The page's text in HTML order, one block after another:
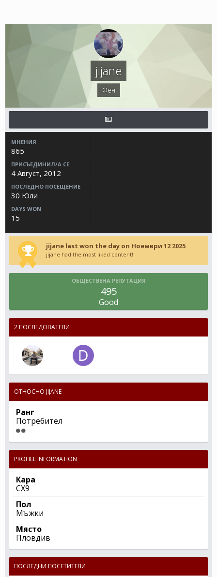
jijane
Фен
МНЕНИЯ
865
ПРИСЪЕДИНИЛ/А СЕ
4 Август, 2012
ПОСЛЕДНО ПОСЕЩЕНИЕ
30 Юли
DAYS WON
15
jijane last won the day on Ноември 12 2025
jijane had the most liked content!
ОБЩЕСТВЕНА РЕПУТАЦИЯ
495
Good
2 ПОСЛЕДОВАТЕЛИ
ОТНОСНО JIJANE
Ранг
Потребител
PROFILE INFORMATION
Кара
CX9
Пол
Мъжки
Място
Пловдив
ПОСЛЕДНИ ПОСЕТИТЕЛИ